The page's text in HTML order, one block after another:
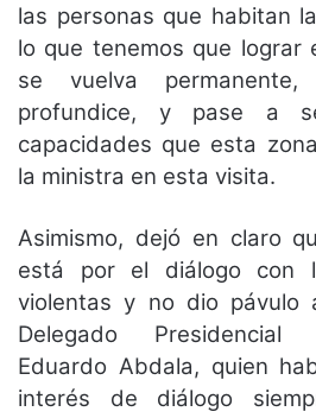
las personas que habitan
lo que tenemos que lograr
se vuelva
profundice, y pase a
capacidades que esta
la ministra en esta visita.
Asimismo, dejó en claro
está por el diálogo con
violentas y no dio pávulo
Delegado Presidencial
Eduardo Abdala, quien
interés de diálogo